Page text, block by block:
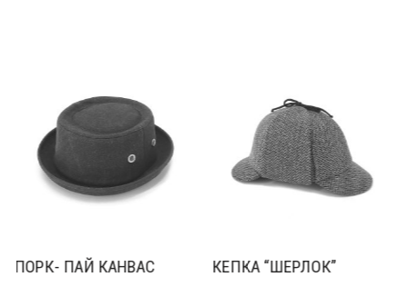
ПОРК- ПАЙ КАНВАС КЕПКА “ШЕРЛОК”